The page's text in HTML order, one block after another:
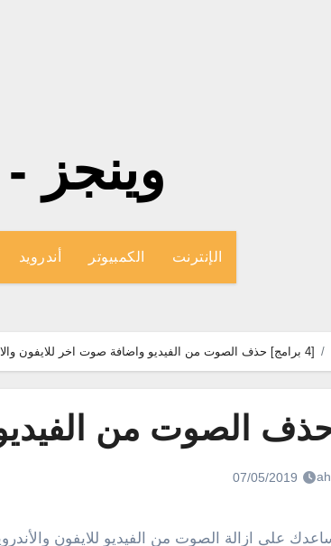
وينجز - wingiz.com
الإنترنت الكمبيوتر أندرويد
[4 برامج] حذف الصوت من الفيديو واضافة صوت اخر للايفون والاندرويد
07/05/2019